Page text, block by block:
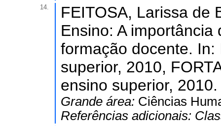
14.
FEITOSA, Larissa de
Ensino: A
formação docente.
superior, 2010,
ensino superior, 2010.
Grande área: Ciências
Referências adicionais: